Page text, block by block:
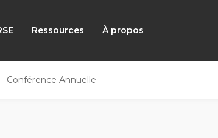
Ressources À propos
Conférence Annuelle